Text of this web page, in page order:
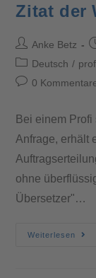
Zitat der
Anke Betz
Deutsch /
0
Bei einem
Anfrage, erhält
ohne
Übersetzer"…
Weiterlesen